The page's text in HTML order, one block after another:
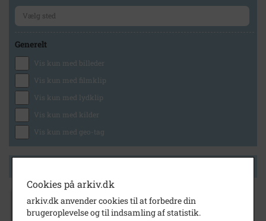
Generelt
Vis kun med billeder
Vis kun med filmklip
Vis kun med lydklip
Vis kun med kilder
Vis kun med geo-tag
1980
Vejenbrødvej 64, matr.6h, Vejenbrød by,
Cookies på arkiv.dk
arkiv.dk anvender cookies til at forbedre din
brugeroplevelse og til indsamling af statistik.